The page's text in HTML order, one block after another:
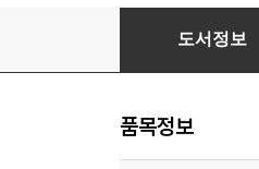
도서정보
품목정보